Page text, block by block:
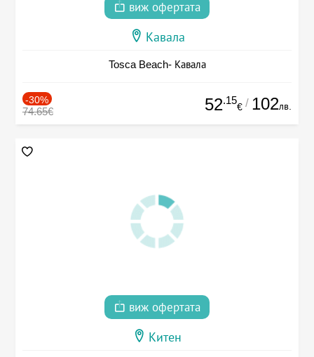
виж офертата
Кавала
Tosca Beach- Кавала
-30%
74.65€ 52.15
€ / 102лв.
виж офертата
Китен